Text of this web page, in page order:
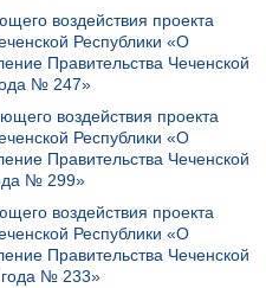
воздействия проекта
Республики «О
Правительства Чеченской
№ 247»
воздействия проекта
Республики «О
Правительства Чеченской
№ 299»
воздействия проекта
Республики «О
Правительства Чеченской
года № 233»